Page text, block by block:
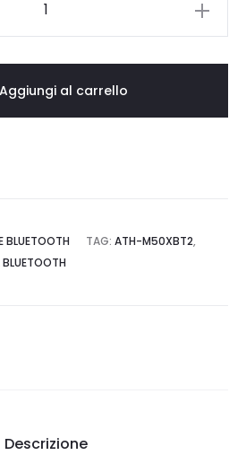
Aggiungi al carrello
BLUETOOTH TAG: ATH-M50XBT2,
Descrizione